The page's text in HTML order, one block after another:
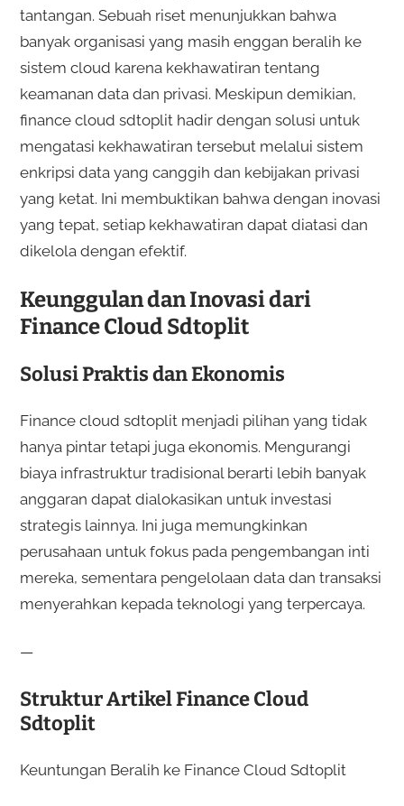
tantangan. Sebuah riset menunjukkan bahwa
banyak organisasi yang masih enggan beralih ke
sistem cloud karena kekhawatiran tentang
keamanan data dan privasi. Meskipun demikian,
finance cloud sdtoplit hadir dengan solusi untuk
mengatasi kekhawatiran tersebut melalui sistem
enkripsi data yang canggih dan kebijakan privasi
yang ketat. Ini membuktikan bahwa dengan inovasi
yang tepat, setiap kekhawatiran dapat diatasi dan
dikelola dengan efektif.
Keunggulan dan Inovasi dari
Finance Cloud Sdtoplit
Solusi Praktis dan Ekonomis
Finance cloud sdtoplit menjadi pilihan yang tidak
hanya pintar tetapi juga ekonomis. Mengurangi
biaya infrastruktur tradisional berarti lebih banyak
anggaran dapat dialokasikan untuk investasi
strategis lainnya. Ini juga memungkinkan
perusahaan untuk fokus pada pengembangan inti
mereka, sementara pengelolaan data dan transaksi
menyerahkan kepada teknologi yang terpercaya.
—
Struktur Artikel Finance Cloud
Sdtoplit
Keuntungan Beralih ke Finance Cloud Sdtoplit